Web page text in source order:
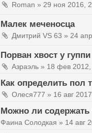
Roman » 29 ноя 2016,
Малек меченосца
Дмитрий VS 63 » 24
Порван хвост у гуппи
Азраэль » 18 фев 2012,
Как определить пол
Олеся777 » 16 авг
Можно ли содержать
Фаина Солодкая » 14 авг